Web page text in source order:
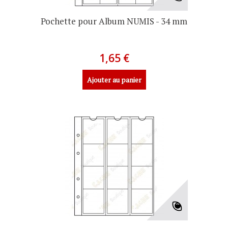
Pochette pour Album NUMIS - 34 mm
1,65 €
Ajouter au panier